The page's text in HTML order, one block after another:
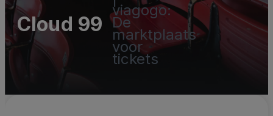
viagogo:
De
marktplaats
voor
tickets
Cloud 99